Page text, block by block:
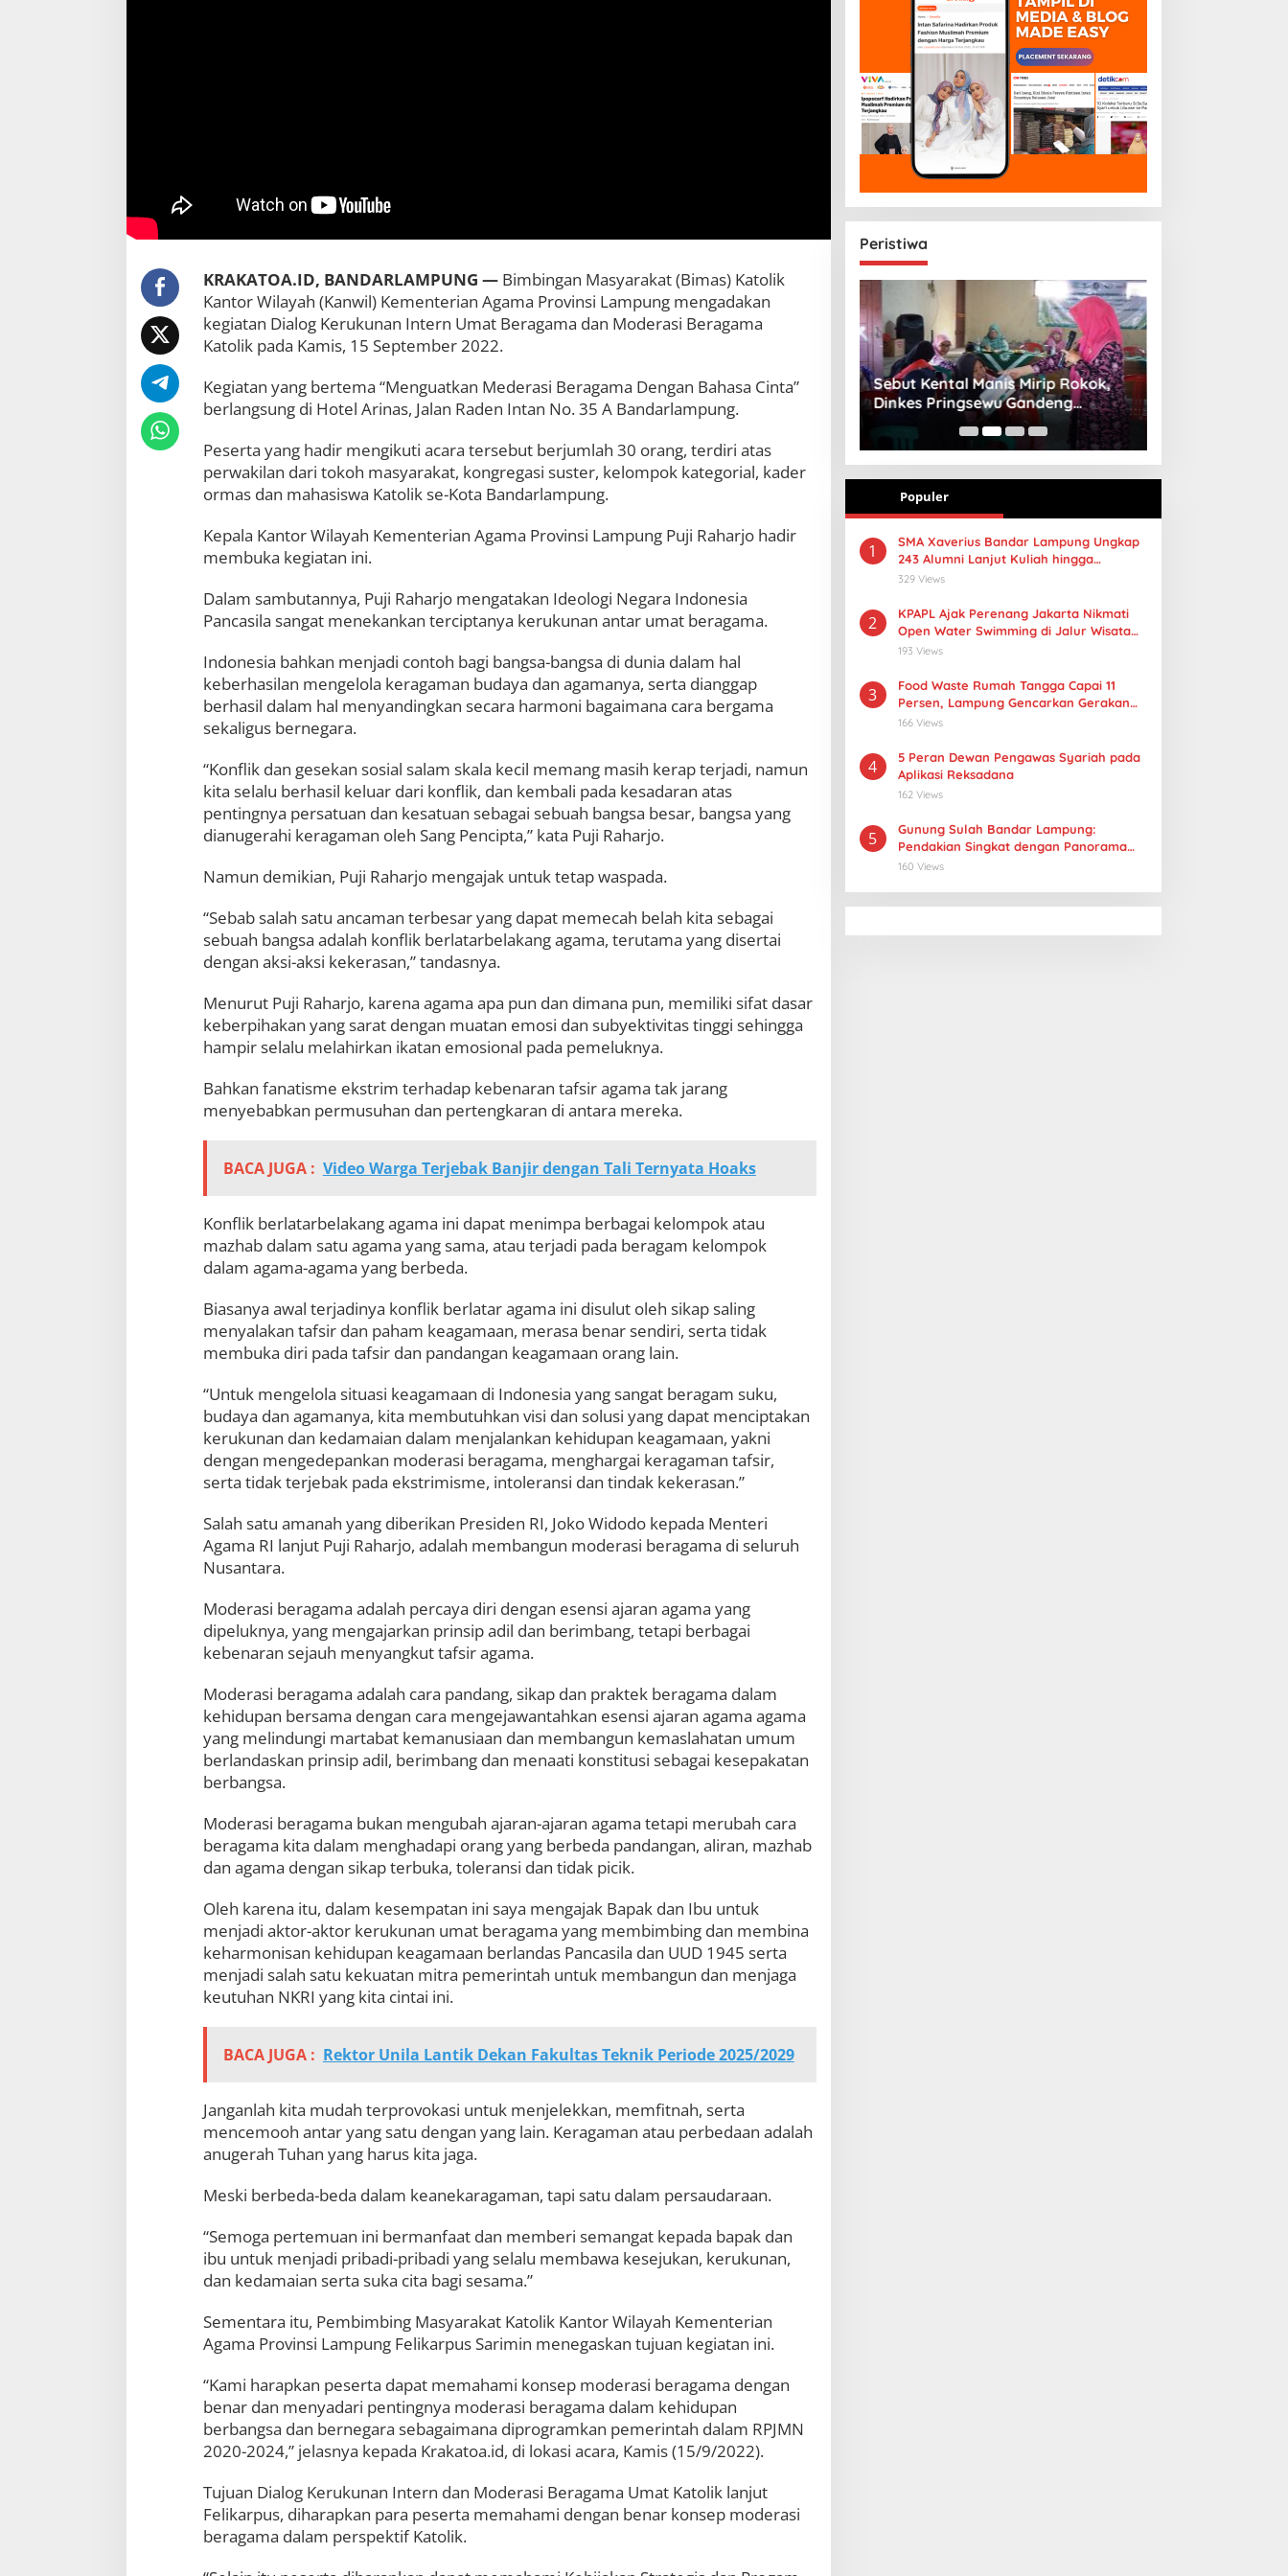
e
l
i
a
l
o
g
e
r
u
n
a
I
n
r
n
d
n
M
o
d
a
s
i
B
e
a
m
a
U
t
K
a
o
l
i
KRAKATOA.ID, BANDARLAMPUNG — Bimbingan Masyarakat (Bimas) Katolik
Kantor Wilayah (Kanwil) Kementerian Agama Provinsi Lampung mengadakan
kegiatan Dialog Kerukunan Intern Umat Beragama dan Moderasi Beragama
Katolik pada Kamis, 15 September 2022.
Kegiatan yang bertema “Menguatkan Mederasi Beragama Dengan Bahasa Cinta”
berlangsung di Hotel Arinas, Jalan Raden Intan No. 35 A Bandarlampung.
Peserta yang hadir mengikuti acara tersebut berjumlah 30 orang, terdiri atas
perwakilan dari tokoh masyarakat, kongregasi suster, kelompok kategorial, kader
ormas dan mahasiswa Katolik se-Kota Bandarlampung.
Kepala Kantor Wilayah Kementerian Agama Provinsi Lampung Puji Raharjo hadir
membuka kegiatan ini.
Dalam sambutannya, Puji Raharjo mengatakan Ideologi Negara Indonesia
Pancasila sangat menekankan terciptanya kerukunan antar umat beragama.
Indonesia bahkan menjadi contoh bagi bangsa-bangsa di dunia dalam hal
keberhasilan mengelola keragaman budaya dan agamanya, serta dianggap
berhasil dalam hal menyandingkan secara harmoni bagaimana cara bergama
sekaligus bernegara.
“Konflik dan gesekan sosial salam skala kecil memang masih kerap terjadi, namun
kita selalu berhasil keluar dari konflik, dan kembali pada kesadaran atas
pentingnya persatuan dan kesatuan sebagai sebuah bangsa besar, bangsa yang
dianugerahi keragaman oleh Sang Pencipta,” kata Puji Raharjo.
Namun demikian, Puji Raharjo mengajak untuk tetap waspada.
“Sebab salah satu ancaman terbesar yang dapat memecah belah kita sebagai
sebuah bangsa adalah konflik berlatarbelakang agama, terutama yang disertai
dengan aksi-aksi kekerasan,” tandasnya.
Menurut Puji Raharjo, karena agama apa pun dan dimana pun, memiliki sifat dasar
keberpihakan yang sarat dengan muatan emosi dan subyektivitas tinggi sehingga
hampir selalu melahirkan ikatan emosional pada pemeluknya.
Bahkan fanatisme ekstrim terhadap kebenaran tafsir agama tak jarang
menyebabkan permusuhan dan pertengkaran di antara mereka.
BACA JUGA : Video Warga Terjebak Banjir dengan Tali Ternyata Hoaks
Konflik berlatarbelakang agama ini dapat menimpa berbagai kelompok atau
mazhab dalam satu agama yang sama, atau terjadi pada beragam kelompok
dalam agama-agama yang berbeda.
Biasanya awal terjadinya konflik berlatar agama ini disulut oleh sikap saling
menyalakan tafsir dan paham keagamaan, merasa benar sendiri, serta tidak
membuka diri pada tafsir dan pandangan keagamaan orang lain.
“Untuk mengelola situasi keagamaan di Indonesia yang sangat beragam suku,
budaya dan agamanya, kita membutuhkan visi dan solusi yang dapat menciptakan
kerukunan dan kedamaian dalam menjalankan kehidupan keagamaan, yakni
dengan mengedepankan moderasi beragama, menghargai keragaman tafsir,
serta tidak terjebak pada ekstrimisme, intoleransi dan tindak kekerasan.”
Salah satu amanah yang diberikan Presiden RI, Joko Widodo kepada Menteri
Agama RI lanjut Puji Raharjo, adalah membangun moderasi beragama di seluruh
Nusantara.
Moderasi beragama adalah percaya diri dengan esensi ajaran agama yang
dipeluknya, yang mengajarkan prinsip adil dan berimbang, tetapi berbagai
kebenaran sejauh menyangkut tafsir agama.
Moderasi beragama adalah cara pandang, sikap dan praktek beragama dalam
kehidupan bersama dengan cara mengejawantahkan esensi ajaran agama agama
yang melindungi martabat kemanusiaan dan membangun kemaslahatan umum
berlandaskan prinsip adil, berimbang dan menaati konstitusi sebagai kesepakatan
berbangsa.
Moderasi beragama bukan mengubah ajaran-ajaran agama tetapi merubah cara
beragama kita dalam menghadapi orang yang berbeda pandangan, aliran, mazhab
dan agama dengan sikap terbuka, toleransi dan tidak picik.
Oleh karena itu, dalam kesempatan ini saya mengajak Bapak dan Ibu untuk
menjadi aktor-aktor kerukunan umat beragama yang membimbing dan membina
keharmonisan kehidupan keagamaan berlandas Pancasila dan UUD 1945 serta
menjadi salah satu kekuatan mitra pemerintah untuk membangun dan menjaga
keutuhan NKRI yang kita cintai ini.
BACA JUGA : Rektor Unila Lantik Dekan Fakultas Teknik Periode 2025/2029
Janganlah kita mudah terprovokasi untuk menjelekkan, memfitnah, serta
mencemooh antar yang satu dengan yang lain. Keragaman atau perbedaan adalah
anugerah Tuhan yang harus kita jaga.
Meski berbeda-beda dalam keanekaragaman, tapi satu dalam persaudaraan.
“Semoga pertemuan ini bermanfaat dan memberi semangat kepada bapak dan
ibu untuk menjadi pribadi-pribadi yang selalu membawa kesejukan, kerukunan,
dan kedamaian serta suka cita bagi sesama.”
Sementara itu, Pembimbing Masyarakat Katolik Kantor Wilayah Kementerian
Agama Provinsi Lampung Felikarpus Sarimin menegaskan tujuan kegiatan ini.
“Kami harapkan peserta dapat memahami konsep moderasi beragama dengan
benar dan menyadari pentingnya moderasi beragama dalam kehidupan
berbangsa dan bernegara sebagaimana diprogramkan pemerintah dalam RPJMN
2020-2024,” jelasnya kepada Krakatoa.id, di lokasi acara, Kamis (15/9/2022).
Tujuan Dialog Kerukunan Intern dan Moderasi Beragama Umat Katolik lanjut
Felikarpus, diharapkan para peserta memahami dengan benar konsep moderasi
beragama dalam perspektif Katolik.
Peristiwa
BBWS Mesuji Sekampung Pastikan
Pengaman Pantai Mandiri Sejati
Penuhi Standar Mutu
Sebut Kental Manis Mirip Rokok,
Dinkes Pringsewu Gandeng
Aisyiyah Desak Regulasi Gizi Anak
Populer
1
SMA Xaverius Bandar Lampung Ungkap
243 Alumni Lanjut Kuliah hingga
Mancanegara
329 Views
2
KPAPL Ajak Perenang Jakarta Nikmati
Open Water Swimming di Jalur Wisata
Lampung
193 Views
3
Food Waste Rumah Tangga Capai 11
Persen, Lampung Gencarkan Gerakan
Selamatan Pangan
166 Views
4
5 Peran Dewan Pengawas Syariah pada
Aplikasi Reksadana
162 Views
5
Gunung Sulah Bandar Lampung:
Pendakian Singkat dengan Panorama
Kota yang Memukau
160 Views